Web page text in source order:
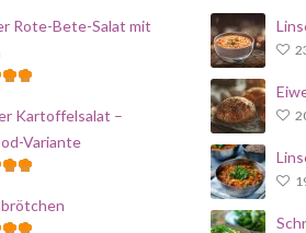
Rote-Bete-Salat mit
Kartoffelsalat –
Variante